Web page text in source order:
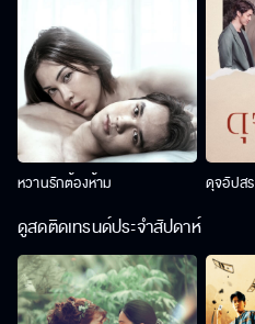
หวานรักต้องห้าม ดุจอัปสร
ดูสดติดเทรนด์ประจำสัปดาห์